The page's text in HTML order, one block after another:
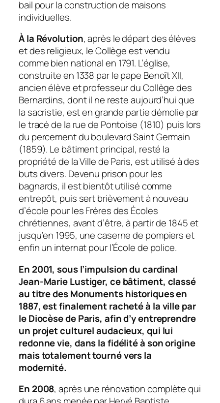
bail pour la construction de maisons
individuelles.
À la Révolution, après le départ des élèves
et des religieux, le Collège est vendu
comme bien national en 1791. L’église,
construite en 1338 par le pape Benoît XII,
ancien élève et professeur du Collège des
Bernardins, dont il ne reste aujourd’hui que
la sacristie, est en grande partie démolie par
le tracé de la rue de Pontoise (1810) puis lors
du percement du boulevard Saint Germain
(1859). Le bâtiment principal, resté la
propriété de la Ville de Paris, est utilisé à des
buts divers. Devenu prison pour les
bagnards, il est bientôt utilisé comme
entrepôt, puis sert brièvement à nouveau
d’école pour les Frères des Écoles
chrétiennes, avant d’être, à partir de 1845 et
jusqu’en 1995, une caserne de pompiers et
enfin un internat pour l’École de police.
En 2001, sous l’impulsion du cardinal
Jean-Marie Lustiger, ce bâtiment, classé
au titre des Monuments historiques en
1887, est finalement racheté à la ville par
le Diocèse de Paris, afin d’y entreprendre
un projet culturel audacieux, qui lui
redonne vie, dans la fidélité à son origine
mais totalement tourné vers la
modernité.
En 2008, après une rénovation complète qui